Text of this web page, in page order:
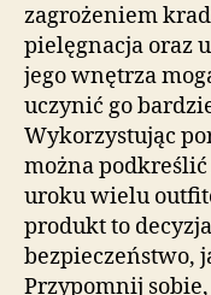
zagrożeniem
pielęgnacja oraz
jego wnętrza
uczynić go
Wykorzystując
można
uroku wielu
produkt to
bezpieczeństwo,
Przypomnij sobie,